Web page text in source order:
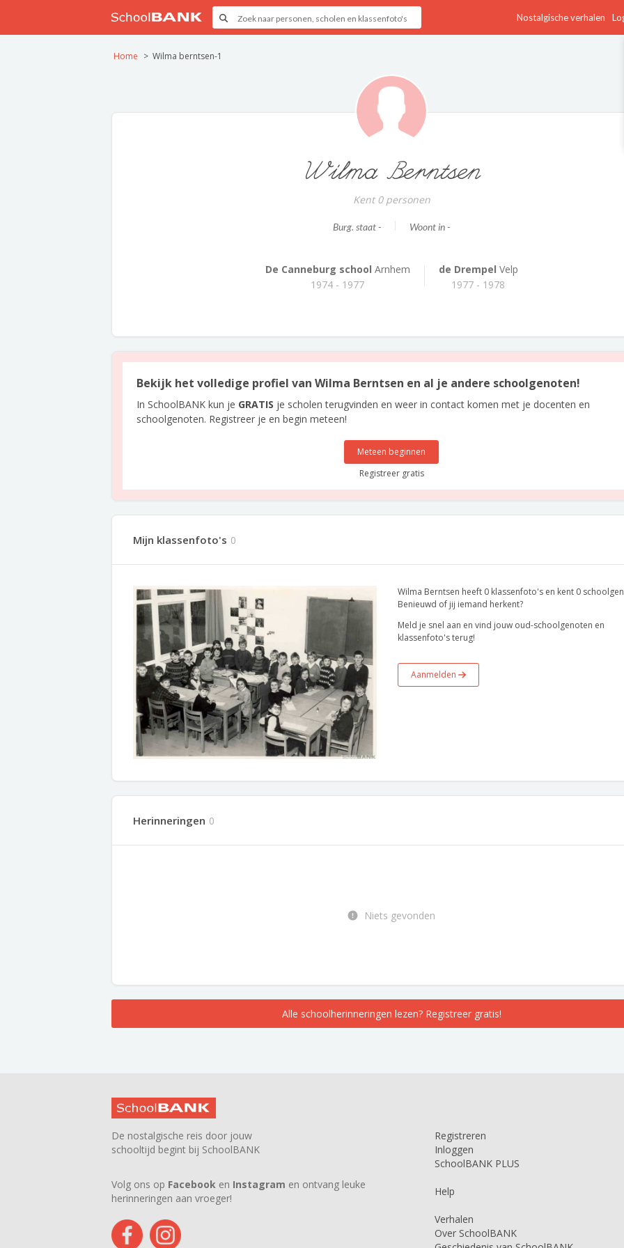
Nostalgische verhalen
Home Wilma berntsen-1
Wilma Berntsen
Kent 0 personen
Burg. staat - Woont in -
De Canneburg school Arnhem
1974 - 1977
de Drempel Velp
1977 - 1978
Bekijk het volledige profiel van Wilma Berntsen en al je andere schoolgenoten!
In SchoolBANK kun je GRATIS je scholen terugvinden en weer in contact komen met je docenten en
schoolgenoten. Registreer je en begin meteen!
Meteen beginnen
Registreer gratis
Mijn klassenfoto's 0
Wilma Berntsen heeft 0 klassenfoto's en kent 0
Benieuwd of jij iemand herkent?
Meld je snel aan en vind jouw oud-schoolgenoten en
klassenfoto's terug!
Aanmelden
Herinneringen 0
Niets gevonden
Alle schoolherinneringen lezen? Registreer gratis!
De nostalgische reis door jouw
schooltijd begint bij SchoolBANK
Volg ons op Facebook en Instagram en ontvang leuke
herinneringen aan vroeger!
Registreren
Inloggen
SchoolBANK PLUS
Help
Verhalen
Over SchoolBANK